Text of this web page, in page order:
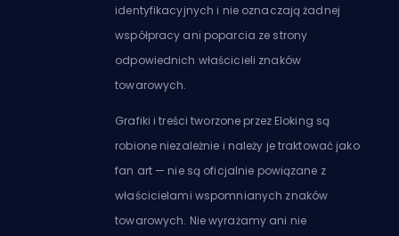
identyfikacyjnych i nie oznaczają żadnej
współpracy ani poparcia ze strony
odpowiednich właścicieli znaków
towarowych.
Grafiki i treści tworzone przez Eloking są
robione niezależnie i należy je traktować jako
fan art — nie są oficjalnie powiązane z
właścicielami wspomnianych znaków
towarowych. Nie wyrażamy ani nie